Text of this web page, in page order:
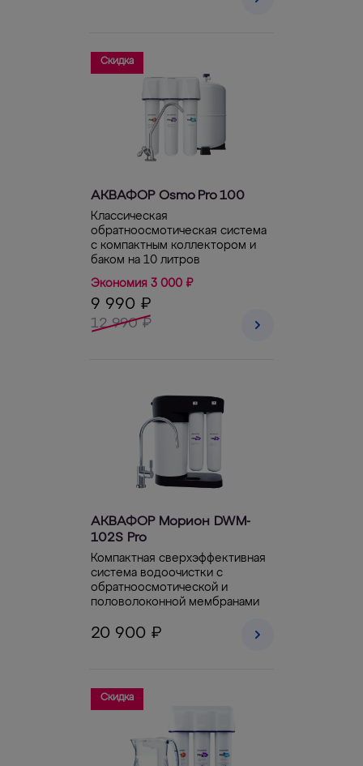
Скидка
АКВАФОР Osmo Pro 100
Классическая
обратноосмотическая система
с компактным коллектором и
баком на 10 литров
Экономия 3 000 ₽
9 990 ₽
12 990 ₽
АКВАФОР Морион DWM-
102S Pro
Компактная сверхэффективная
система водоочистки с
обратноосмотической и
половолоконной мембранами
20 900 ₽
Скидка